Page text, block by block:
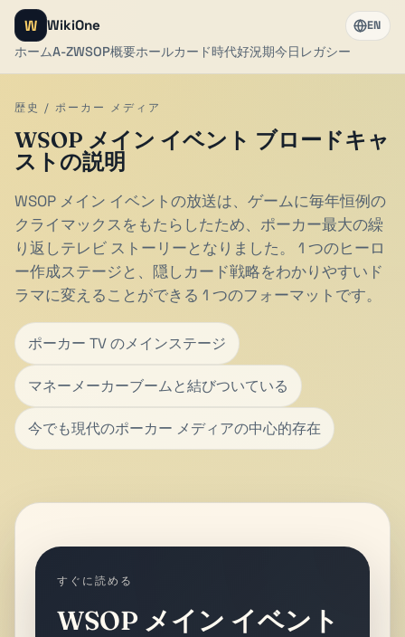
W WikiOne
ホームA-ZWSOP概要ホールカード時代好況期今日 レガシー
EN
歴史 / ポーカー メディア
WSOP メイン イベント ブロードキャ
ストの説明
WSOP メイン イベントの放送は、ゲームに毎年恒例の
クライマックスをもたらしたため、ポーカー最大の繰
り返しテレビ ストーリーとなりました。 1 つのヒーロ
ー作成ステージと、隠しカード戦略をわかりやすいド
ラマに変えることができる 1 つのフォーマットです。
ポーカー TV のメインステージ
マネーメーカーブームと結びついている
今でも現代のポーカー メディアの中心的存在
すぐに読める
WSOP メイン イベント